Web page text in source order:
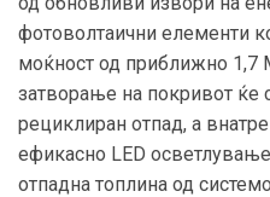
фотоволтаични елементи
моќност од приближно 1,7
затворање на покривот ќе
рециклиран отпад, а
ефикасно LED
отпадна топлина од